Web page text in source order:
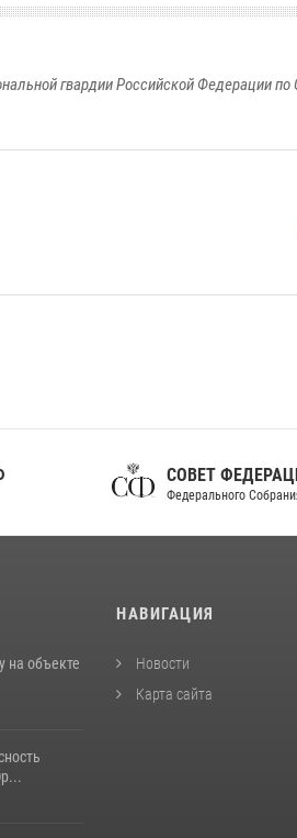
гвардии Российской Федерации по
СОВЕТ
Федерального
на объекте
НАВИГАЦИЯ
Новости
Карта сайта